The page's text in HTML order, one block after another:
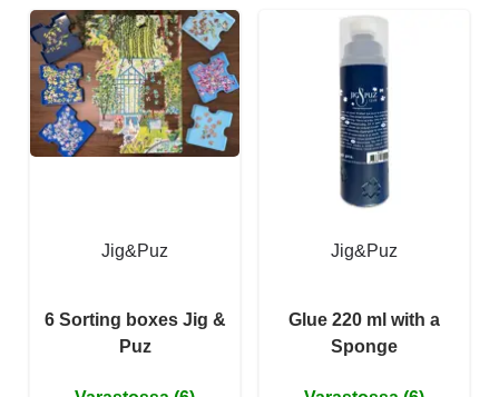
Jig&Puz
6 Sorting boxes Jig &
Puz
Jig&Puz
Glue 220 ml with a
Sponge